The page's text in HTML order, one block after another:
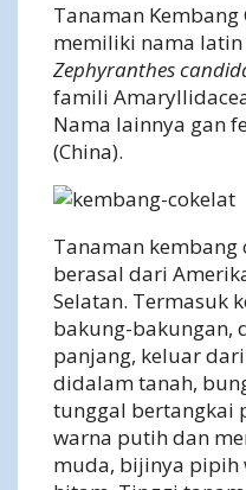
Tanaman Kembang
memiliki nama latin
Zephyranthes
famili
Nama lainnya gan
(China).
Tanaman kembang
berasal dari
Selatan. Termasuk
bakung-bakungan,
panjang, keluar
didalam tanah,
tunggal bertangkai
warna putih dan
muda, bijinya pipih